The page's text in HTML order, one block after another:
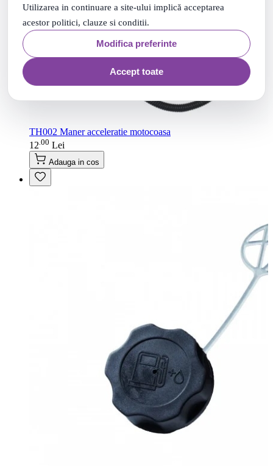
Utilizarea in continuare a site-ului implică acceptarea
acestor politici, clauze si conditii.
Modifica preferinte
Accept toate
TH002 Maner acceleratie motocoasa
12 00 Lei
Adauga in cos